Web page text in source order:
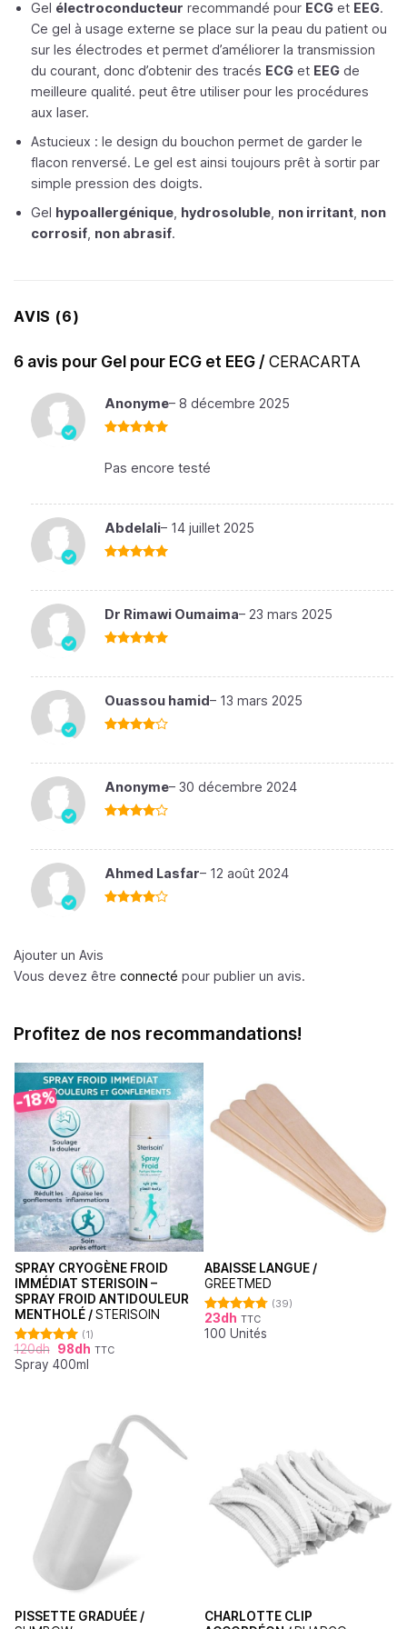
Gel électroconducteur recommandé pour ECGet EEG.
Ce gel à usage externe se place sur la peau du patient ou
sur les électrodes et permet d’améliorer la transmission
du courant, donc d’obtenir des tracés ECGet EEGde
meilleure qualité. peut être utiliser pour les procédures
aux laser.
Astucieux : le design du bouchon permet de garder le
flacon renversé. Le gel est ainsi toujours prêt à sortir par
simple pression des doigts.
Gel hypoallergénique, hydrosoluble, non irritant, non
corrosif, non abrasif.
AVIS (6)
6 avis pour Gel pour ECG et EEG /CERACARTA
Anonyme– 8 décembre 2025
Pas encore testé
Abdelali– 14 juillet 2025
Dr Rimawi Oumaima– 23 mars 2025
Ouassou hamid– 13 mars 2025
Anonyme– 30 décembre 2024
Ahmed Lasfar– 12 août 2024
Ajouter un Avis
Vous devez être connecté pour publier un avis.
Profitez de nos recommandations!
-18%
SPRAY CRYOGÈNE FROID
IMMÉDIAT STERISOIN –
SPRAY FROID ANTIDOULEUR
MENTHOLÉ /STERISOIN
Note5.00
sur 5
(1)
120dh 98dh TTC
Spray 400ml
ABAISSE LANGUE /
GREETMED
Note4.79
sur 5
(39)
23dh TTC
100 Unités
PISSETTE GRADUÉE /
CHARLOTTE CLIP